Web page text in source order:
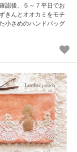
確認後、５～７平日でお
きんとオオカミをモチ
小さめのハンドバッグ